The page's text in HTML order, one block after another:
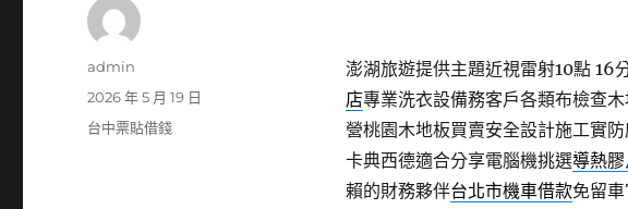
澎湖旅遊提供主題近視雷射10點 16
店專業洗衣設備務客戶各類布檢查
營桃園木地板買賣安全設計施工實
卡典西德適合分享電腦機挑選導熱膠
賴的財務夥伴台北市機車借款免留
作
admin
發
佈
2026 年 5 月 19 日
分
台中票貼借錢